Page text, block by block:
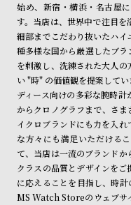
始め、新宿・横浜・名古屋
す。当店は、世界中で注目を
細部までこだわり抜いたハ
種多様な国から厳選したブ
を刺激し、洗練された大人
い "時" の価値観を提案して
ディース向けの多彩な腕時
からクロノグラフまで、さ
イクロブランドにも力を入
な方々にも満足いただける
て、当店は一流のブランド
クラスの品質とデザインを
に応えることを目指し、時
MS Watch Storeのウェブサ